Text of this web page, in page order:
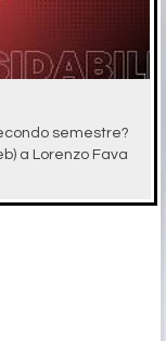
semestre?
a Lorenzo Fava